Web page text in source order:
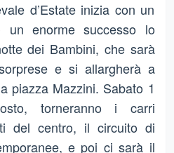
d’Estate inizia con un
enorme successo lo
dei Bambini, che sarà
e si allargherà a
piazza Mazzini. Sabato 1
torneranno i carri
del centro, il circuito di
e poi ci sarà il